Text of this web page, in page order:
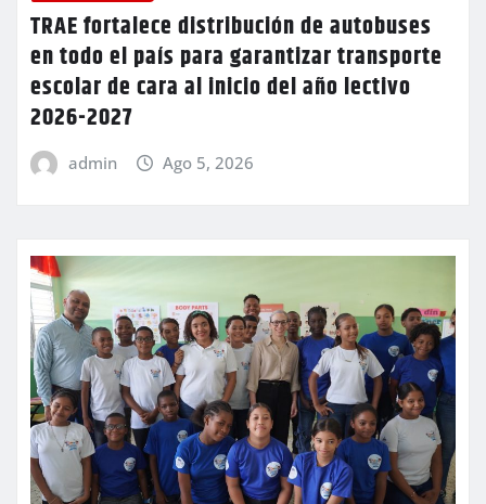
TRAE fortalece distribución de autobuses
en todo el país para garantizar transporte
escolar de cara al inicio del año lectivo
2026-2027
admin Ago 5, 2026